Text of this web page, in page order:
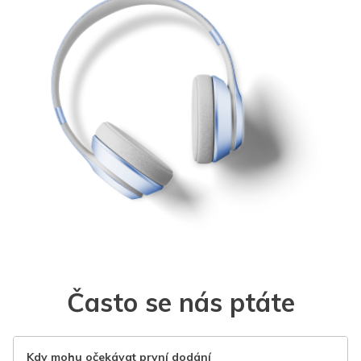
Často se nás ptáte
Kdy mohu očekávat první dodání